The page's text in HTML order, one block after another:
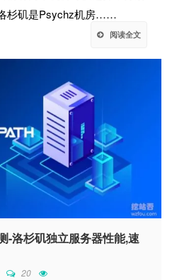
杉矶是Psychz机房……
阅读全文
-洛杉矶独立服务器性能,速
20